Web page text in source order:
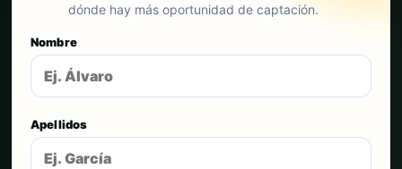
dónde hay más oportunidad de captación.
Nombre
Apellidos